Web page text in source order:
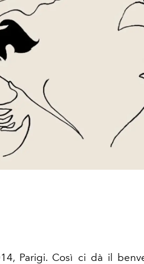
Parigi. Così ci dà il